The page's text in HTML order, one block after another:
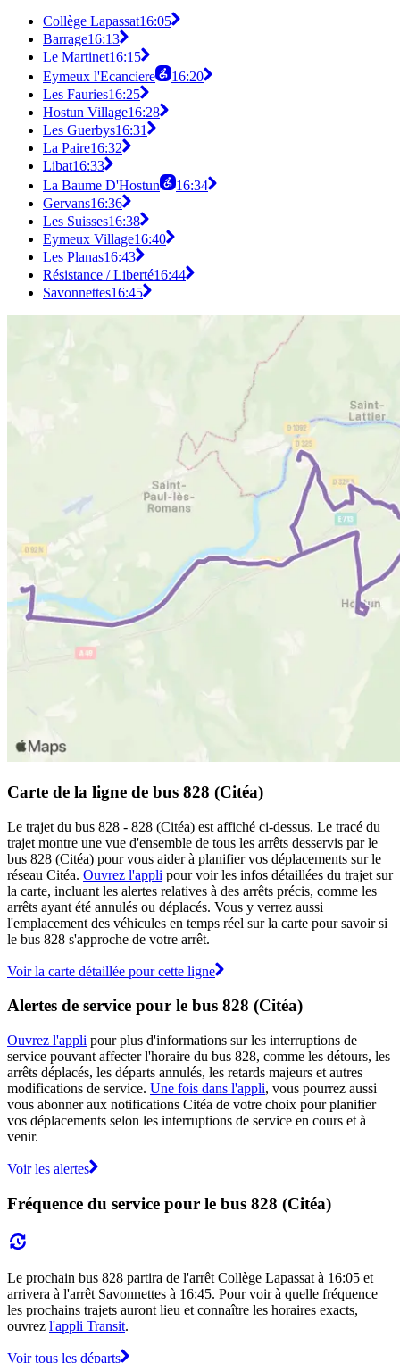
Collège Lapassat16:05
Barrage16:13
Le Martinet16:15
Eymeux l'Ecanciere
16:20
Les Fauries16:25
Hostun Village16:28
Les Guerbys16:31
La Paire16:32
Libat16:33
La Baume D'Hostun
16:34
Gervans16:36
Les Suisses16:38
Eymeux Village16:40
Les Planas16:43
Résistance / Liberté16:44
Savonnettes16:45
Carte de la ligne de bus 828 (Citéa)
Le trajet du bus 828 - 828 (Citéa) est affiché ci-dessus. Le tracé du
trajet montre une vue d'ensemble de tous les arrêts desservis par le
bus 828 (Citéa) pour vous aider à planifier vos déplacements sur le
réseau Citéa. Ouvrez l'appli pour voir les infos détaillées du trajet sur
la carte, incluant les alertes relatives à des arrêts précis, comme les
arrêts ayant été annulés ou déplacés. Vous y verrez aussi
l'emplacement des véhicules en temps réel sur la carte pour savoir si
le bus 828 s'approche de votre arrêt.
Voir la carte détaillée pour cette ligne
Alertes de service pour le bus 828 (Citéa)
Ouvrez l'appli pour plus d'informations sur les interruptions de
service pouvant affecter l'horaire du bus 828, comme les détours, les
arrêts déplacés, les départs annulés, les retards majeurs et autres
modifications de service. Une fois dans l'appli, vous pourrez aussi
vous abonner aux notifications Citéa de votre choix pour planifier
vos déplacements selon les interruptions de service en cours et à
venir.
Voir les alertes
Fréquence du service pour le bus 828 (Citéa)
Le prochain bus 828 partira de l'arrêt Collège Lapassat à 16:05 et
arrivera à l'arrêt Savonnettes à 16:45. Pour voir à quelle fréquence
les prochains trajets auront lieu et connaître les horaires exacts,
ouvrez l'appli Transit.
Voir tous les départs